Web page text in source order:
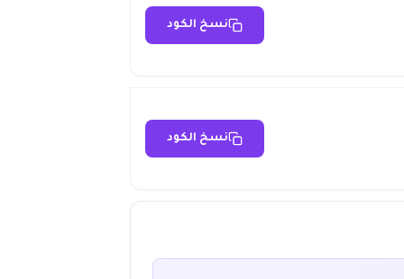
نسخ الكود
نسخ الكود